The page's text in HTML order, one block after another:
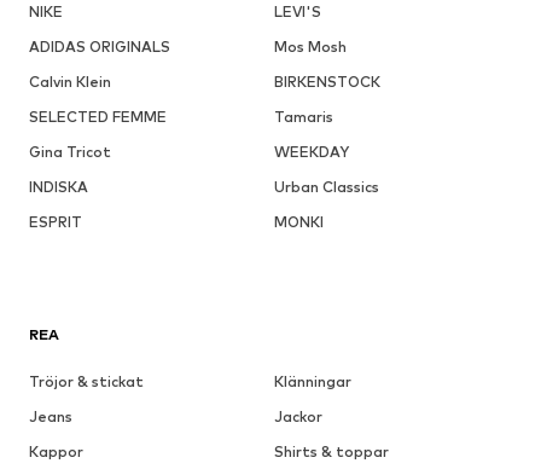
NIKE
LEVI'S
ADIDAS ORIGINALS
Mos Mosh
Calvin Klein
BIRKENSTOCK
SELECTED FEMME
Tamaris
Gina Tricot
WEEKDAY
INDISKA
Urban Classics
ESPRIT
MONKI
REA
Tröjor & stickat
Klänningar
Jeans
Jackor
Kappor
Shirts & toppar